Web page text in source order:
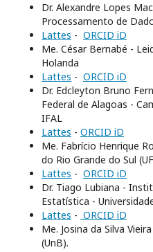
Dr. Alexandre Lopes
Processamento de
Lattes - ORCID iD
Me. César Bernabé -
Holanda
Lattes - ORCID iD
Dr. Edcleyton Bruno
Federal de Alagoas -
IFAL
Lattes - ORCID iD
Me. Fabrício Henrique
do Rio Grande do Sul
Lattes - ORCID iD
Dr. Tiago Lubiana -
Estatística -
Lattes - ORCID iD
Me. Josina da Silva
(UnB).